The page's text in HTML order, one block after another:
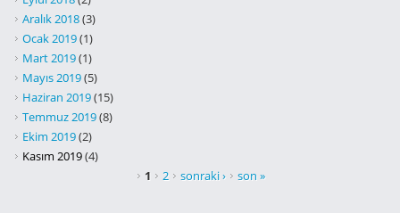
Aralık 2018(3)
Ocak 2019(1)
Mart 2019(1)
Mayıs 2019(5)
Haziran 2019(15)
Temmuz 2019(8)
Ekim 2019(2)
Kasım 2019(4)
1 2 sonraki › son »